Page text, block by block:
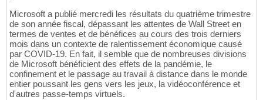
Microsoft a publié mercredi les résultats du quatrième trimestre
de son année fiscal, dépassant les attentes de Wall Street en
termes de ventes et de bénéfices au cours des trois derniers
mois dans un contexte de ralentissement économique causé
par COVID-19. En fait, il semble que de nombreuses divisions
de Microsoft bénéficient des effets de la pandémie, le
confinement et le passage au travail à distance dans le monde
entier poussant les gens vers les jeux, la vidéoconférence et
d'autres passe-temps virtuels.